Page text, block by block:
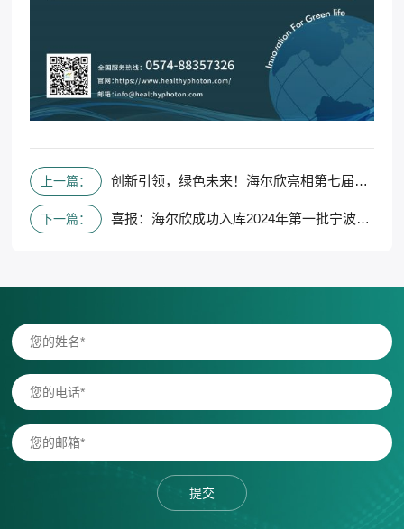
上一篇： 创新引领，绿色未来！海尔欣亮相第七届全国激光光谱技术学术论坛
下一篇： 喜报：海尔欣成功入库2024年第一批宁波市专精特新中小企业
提交